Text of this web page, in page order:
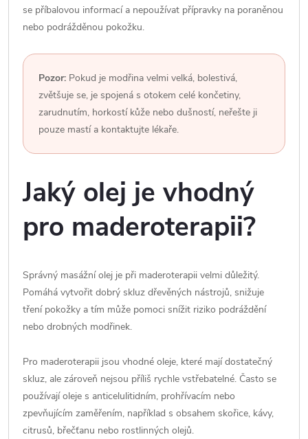
se příbalovou informací a nepoužívat přípravky na poraněnou
nebo podrážděnou pokožku.
Pozor: Pokud je modřina velmi velká, bolestivá,
zvětšuje se, je spojená s otokem celé končetiny,
zarudnutím, horkostí kůže nebo dušností, neřešte ji
pouze mastí a kontaktujte lékaře.
Jaký olej je vhodný
pro maderoterapii?
Správný masážní olej je při maderoterapii velmi důležitý.
Pomáhá vytvořit dobrý skluz dřevěných nástrojů, snižuje
tření pokožky a tím může pomoci snížit riziko podráždění
nebo drobných modřinek.
Pro maderoterapii jsou vhodné oleje, které mají dostatečný
skluz, ale zároveň nejsou příliš rychle vstřebatelné. Často se
používají oleje s anticelulitidním, prohřívacím nebo
zpevňujícím zaměřením, například s obsahem skořice, kávy,
citrusů, břečťanu nebo rostlinných olejů.